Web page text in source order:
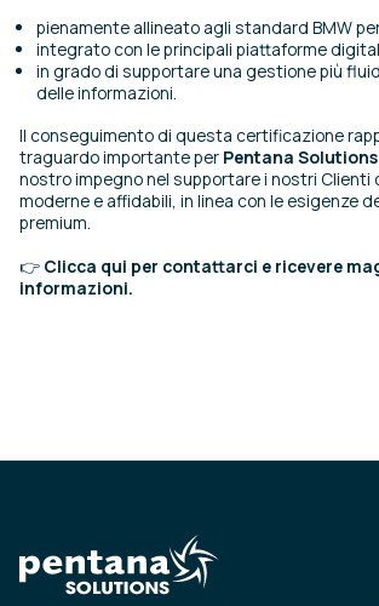
pienamente allineato agli standard BMW
integrato con le principali piattaforme
in grado di supportare una gestione più
delle informazioni.
Il conseguimento di questa certificazione
traguardo importante per Pentana
nostro impegno nel supportare i nostri Clienti
moderne e affidabili, in linea con le esigenze
premium.
👉 Clicca qui per contattarci e ricevere
informazioni.